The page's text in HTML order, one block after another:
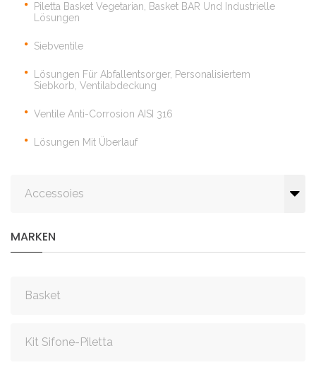
Piletta Basket Vegetarian, Basket BAR Und Industrielle
Lösungen
Siebventile
Lösungen Für Abfallentsorger, Personalisiertem
Siebkorb, Ventilabdeckung
Ventile Anti-Corrosion AISI 316
Lösungen Mit Überlauf
Accessoies
MARKEN
Basket
Kit Sifone-Piletta